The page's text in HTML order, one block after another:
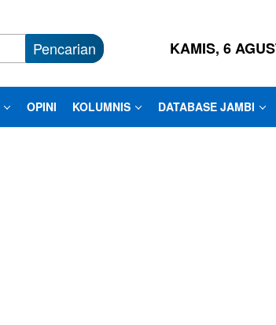
Pencarian KAMIS, 6
OPINI KOLUMNIS DATABASE JAMBI